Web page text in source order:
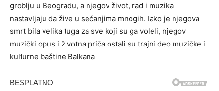
groblju u Beogradu, a njegov život, rad i muzika
nastavljaju da žive u sećanjima mnogih. Iako je njegova
smrt bila velika tuga za sve koji su ga voleli, njegov
muzički opus i životna priča ostali su trajni deo muzičke i
kulturne baštine Balkana